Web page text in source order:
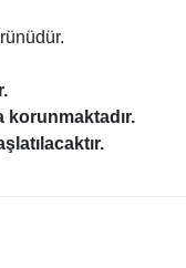
korunmaktadır.